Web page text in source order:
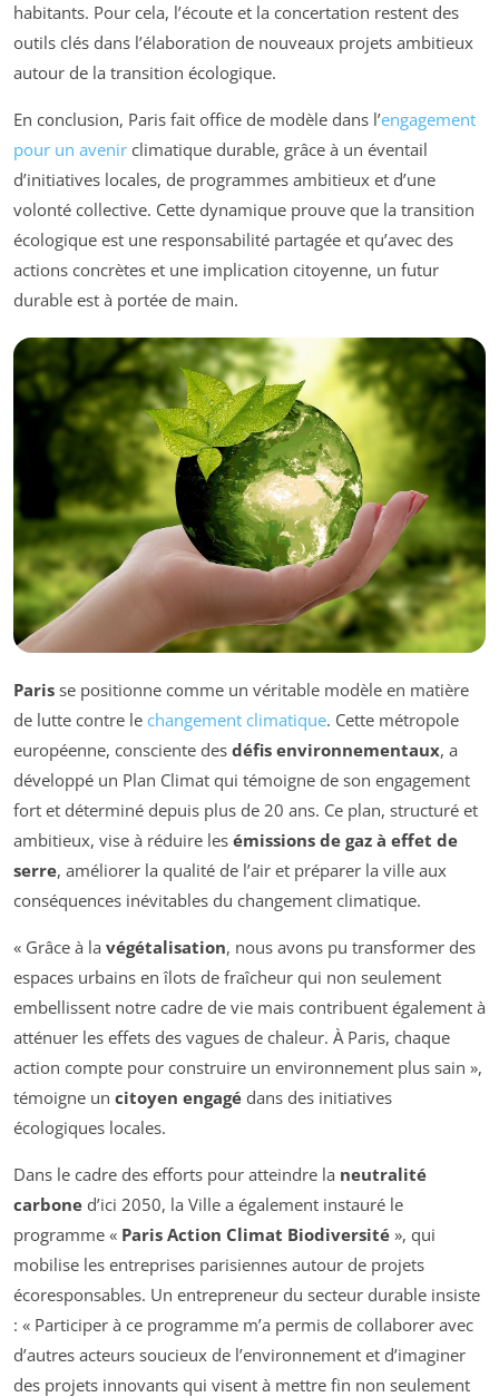
habitants. Pour cela, l’écoute et la concertation restent des
outils clés dans l’élaboration de nouveaux projets ambitieux
autour de la transition écologique.
En conclusion, Paris fait office de modèle dans l’engagement
pour un avenir climatique durable, grâce à un éventail
d’initiatives locales, de programmes ambitieux et d’une
volonté collective. Cette dynamique prouve que la transition
écologique est une responsabilité partagée et qu’avec des
actions concrètes et une implication citoyenne, un futur
durable est à portée de main.
Paris se positionne comme un véritable modèle en matière
de lutte contre le changement climatique. Cette métropole
européenne, consciente des défis environnementaux, a
développé un Plan Climat qui témoigne de son engagement
fort et déterminé depuis plus de 20 ans. Ce plan, structuré et
ambitieux, vise à réduire les émissions de gaz à effet de
serre, améliorer la qualité de l’air et préparer la ville aux
conséquences inévitables du changement climatique.
« Grâce à la végétalisation, nous avons pu transformer des
espaces urbains en îlots de fraîcheur qui non seulement
embellissent notre cadre de vie mais contribuent également à
atténuer les effets des vagues de chaleur. À Paris, chaque
action compte pour construire un environnement plus sain »,
témoigne un citoyen engagé dans des initiatives
écologiques locales.
Dans le cadre des efforts pour atteindre la neutralité
carbone d’ici 2050, la Ville a également instauré le
programme « Paris Action Climat Biodiversité », qui
mobilise les entreprises parisiennes autour de projets
écoresponsables. Un entrepreneur du secteur durable insiste
: « Participer à ce programme m’a permis de collaborer avec
d’autres acteurs soucieux de l’environnement et d’imaginer
des projets innovants qui visent à mettre fin non seulement